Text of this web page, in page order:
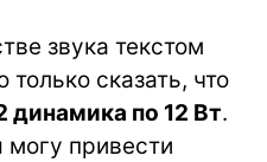
звука текстом
сказать, что
динамика по 12 Вт.
могу привести